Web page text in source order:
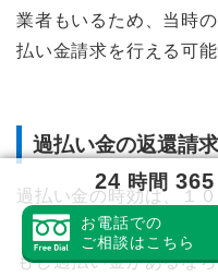
業者もいるため、当時
払い金請求を行える可
過払い金の返還請
過払い金の時効は、１
もし過払い金があるな
24 時間 365
お電話での
ご相談はこちら